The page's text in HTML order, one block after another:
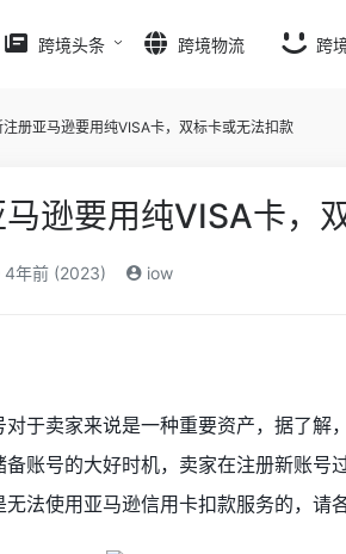
跨境头条 跨境物流 跨
注册亚马逊要用纯VISA卡，双标卡或无法扣款
逊要用纯VISA卡，
4年前 (2023) iow
对于卖家来说是一种重要资产，据了解
备账号的大好时机，卖家在注册新账号
法使用亚马逊信用卡扣款服务的，请